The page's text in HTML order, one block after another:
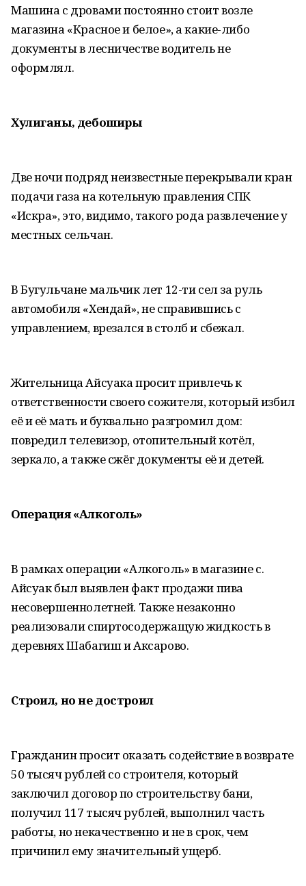
Машина с дровами постоянно стоит возле
магазина «Красное и белое», а какие-либо
документы в лесничестве водитель не
оформлял.
Хулиганы, дебоширы
Две ночи подряд неизвестные перекрывали кран
подачи газа на котельную правления СПК
«Искра», это, видимо, такого рода развлечение у
местных сельчан.
В Бугульчане мальчик лет 12-ти сел за руль
автомобиля «Хендай», не справившись с
управлением, врезался в столб и сбежал.
Жительница Айсуака просит привлечь к
ответственности своего сожителя, который избил
её и её мать и буквально разгромил дом:
повредил телевизор, отопительный котёл,
зеркало, а также сжёг документы её и детей.
Операция «Алкоголь»
В рамках операции «Алкоголь» в магазине с.
Айсуак был выявлен факт продажи пива
несовершеннолетней. Также незаконно
реализовали спиртосодержащую жидкость в
деревнях Шабагиш и Аксарово.
Строил, но не достроил
Гражданин просит оказать содействие в возврате
50 тысяч рублей со строителя, который
заключил договор по строительству бани,
получил 117 тысяч рублей, выполнил часть
работы, но некачественно и не в срок, чем
причинил ему значительный ущерб.